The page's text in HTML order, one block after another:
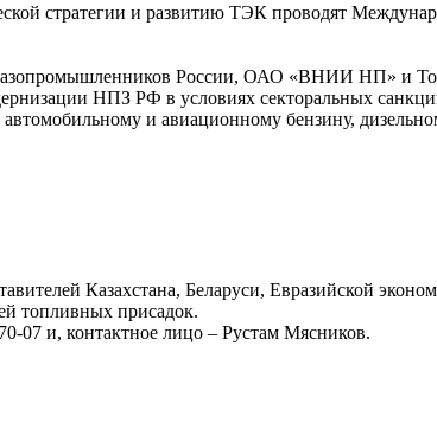
стратегии и развитию ТЭК проводят
России, ОАО «ВНИИ НП» и
НПЗ РФ в условиях секторальных
и авиационному бензину,
Казахстана, Беларуси, Евразийской
топливных присадок.
07 и, контактное лицо – Рустам Мясников.